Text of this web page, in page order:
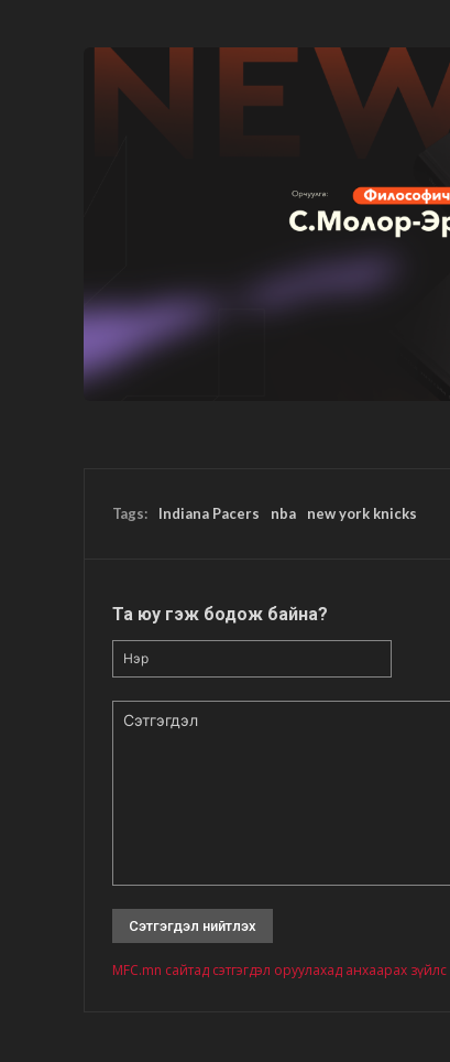
Tags: Indiana Pacers nba new york knicks
Та юу гэж бодож байна?
MFC.mn сайтад сэтгэгдэл оруулахад анхаарах зүйлс